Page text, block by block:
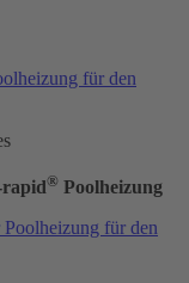
rapid® Poolheizung